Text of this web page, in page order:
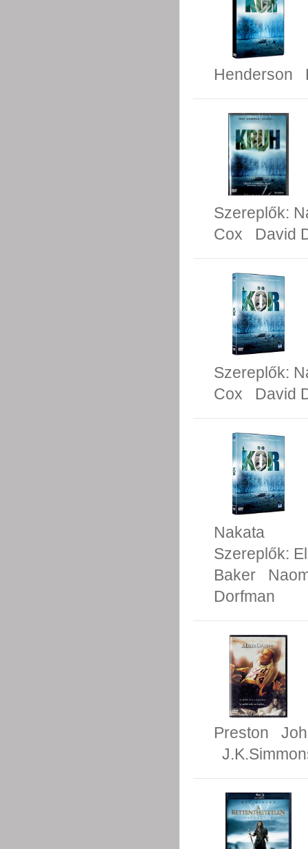
Henderson
Szereplők:
Cox
David
Szereplők:
Cox
David
Nakata
Szereplők:
Baker
Dorfman
Preston